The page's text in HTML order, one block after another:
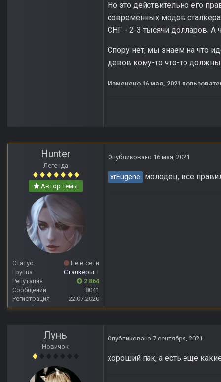
Но это действительно его
современных модов
СНГ - 2-3 тысячи долларов.
Спору нет, мы знаем на что
девов кому-то что-то
Изменено 16 мая, 2021
Hunter
Легенда
Автор темы
Статус
Не в сети
Группа
Сталкеры +
Репутация
2 864
Сообщений
8041
Регистрация
22.07.2020
Опубликовано 16 мая, 2021
xrEugene молодец, все
Лунь
Новичок
Опубликовано 7 сентября, 2021
хороший пак, а есть ещё